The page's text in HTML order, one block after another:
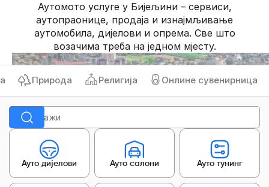
Аутомото услуге у Бијељини – сервиси,
аутопраонице, продаја и изнајмљивање
аутомобила, дијелови и опрема. Све што
возачима треба на једном мјесту.
Природа Религија Онлине сувенирница
Ауто дијелови Ауто салони Ауто тунинг